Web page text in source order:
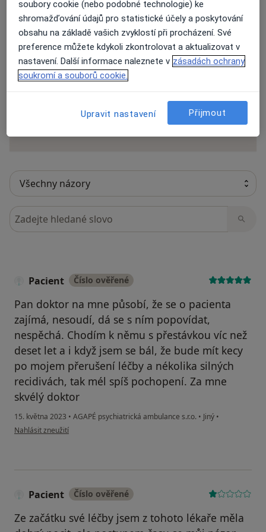
100 názorů
Specialisté nemají možnost zaplatit za
odstranění nebo změnu recenze pacienta.
Další informace o názorech
Hledejte v názorech
Pacient Číslo ověřené
Pan doktor na mne působí, že se o pacienta
zajímá, nesoudí, dá se s ním popovídat,
nespěchá. Chodím k němu s přestávkou víc než
deset let a i když jsem se bál, že bude mít kecy
po mojem přerušení léčby a nékolika silných
recidivách, tak mél spíš pochopení. Za mne
skvélý doktor
15. května 2023 • AGAPÉ psychiatrická ambulance s.r.o. • Jiný •
podle názoru uživatele Pacient
Nahlásit zneužití
Pacient Číslo ověřené
Ze začátku své léčby jsem z tohoto lékaře měla
soubory cookie (nebo podobné technologie) ke
shromažďování údajů pro statistické účely a poskytování
obsahu na základě vašich zvyklostí při procházení. Své
preference můžete kdykoli zkontrolovat a aktualizovat v
nastavení. Další informace naleznete v zásadách ochrany
soukromí a souborů cookie.
Upravit nastavení Přijmout